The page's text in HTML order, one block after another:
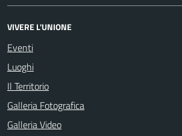
VIVERE L'UNIONE
Eventi
Luoghi
Il Territorio
Galleria Fotografica
Galleria Video